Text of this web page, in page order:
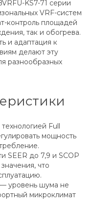
KS7-71 серии
VRF-систем
контроль площадей
так и обогрева.
и адаптация к
делают эту
разнообразных
Full
мощность
SEER до 7,9 и SCOP
что
уровень шума не
микроклимат